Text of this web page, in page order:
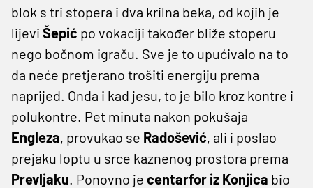
blok s tri stopera i dva krilna beka, od kojih je
lijevi Šepić po vokaciji također bliže stoperu
nego bočnom igraču. Sve je to upućivalo na to
da neće pretjerano trošiti energiju prema
naprijed. Onda i kad jesu, to je bilo kroz kontre i
polukontre. Pet minuta nakon pokušaja
Engleza, provukao se Radošević, ali i poslao
prejaku loptu u srce kaznenog prostora prema
Prevljaku. Ponovno je centarfor iz Konjica bio